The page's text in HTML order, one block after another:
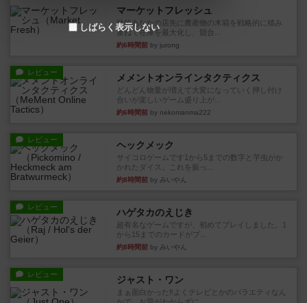
マーケットフレッシュ
目的あなたの店先に農産物の木箱を戦略的に積み
重ねて在庫を最大化し、競合...
約6時間前 by jurong
レビュー メメントオンラインタクティクス
どんどん物量が増えて大変になっていく押し付け
合いが楽しいゲーム盛り上が...
約6時間前 by nekomanma222
レビュー ヘックメック
サイコロゲームです1から5までの数字と芋虫がか
かれたダイス。これを振っ...
約8時間前 by みいやん
レビュー ハゲタカのえじき
超有名なゲームですが、初めてプレイしました。1
から15までのカードがプ...
約8時間前 by みいやん
レビュー ジャスト・ワン
まぁ面白かった‼️よくテレビとかのバラエティなん
しばらく表示しない